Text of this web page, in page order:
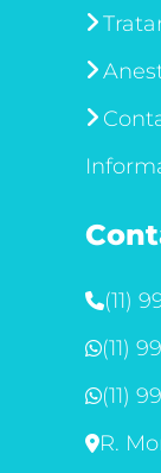
(11)
(11)
(11)
R.